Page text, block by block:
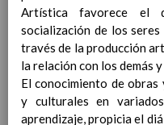
Artística favorece el
socialización de los seres
través de la producción
la relación con los demás
El conocimiento de
y culturales en
aprendizaje, propicia el